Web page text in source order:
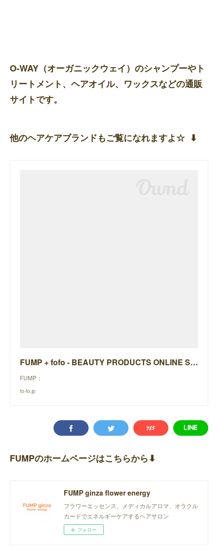
O-WAY（オーガニックウェイ）のシャンプーやト
リートメント、ヘアオイル、ワックスなどの通販
サイトです。
他のヘアケアブランドもご覧になれますよ☆ ⬇︎
FUMP + fofo - BEAUTY PRODUCTS ONLINE STORE -
FUMP：
fo-fo.jp
FUMPのホームページはこちらから⬇︎
FUMP ginza flower energy
フラワーエッセンス、メディカルアロマ、オラクル
カードでエネルギーケアするヘアサロン
フォロー